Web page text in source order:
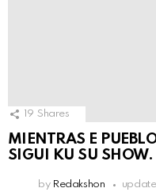
19 Shares
MIENTRAS E
SIGUI KU SU SHOW.
by Redakshon